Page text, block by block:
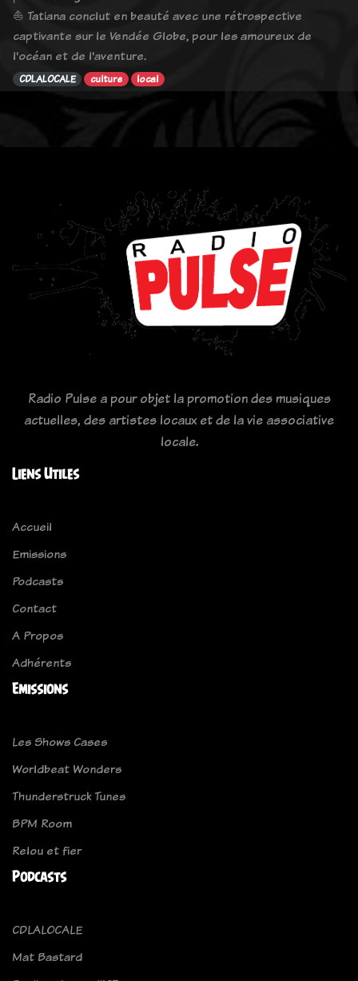
⛵ Tatiana conclut en beauté avec une rétrospective
captivante sur le Vendée Globe, pour les amoureux de
l'océan et de l'aventure.
CDLALOCALE culture local
Radio Pulse a pour objet la promotion des musiques
actuelles, des artistes locaux et de la vie associative
locale.
Liens Utiles
Accueil
Emissions
Podcasts
Contact
A Propos
Adhérents
Emissions
Les Shows Cases
Worldbeat Wonders
Thunderstruck Tunes
BPM Room
Relou et fier
Podcasts
CDLALOCALE
Mat Bastard